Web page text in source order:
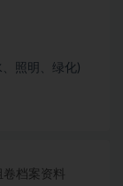
照明、绿化)
档案资料